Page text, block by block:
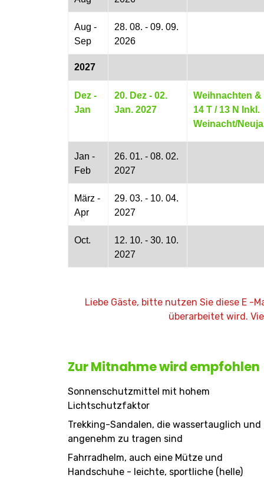
Aug -
Sep
28. 08. - 09. 09.
2026
2027
Dez -
Jan
20. Dez - 02.
Jan. 2027
Weihnachten
14 T / 13 N Inkl.
Weinacht/
Jan -
Feb
26. 01. - 08. 02.
2027
März -
Apr
29. 03. - 10. 04.
2027
Oct.
12. 10. - 30. 10.
2027
Liebe Gäste, bitte nutzen Sie diese E -
überarbeitet wird.
Zur Mitnahme wird empfohlen
Sonnenschutzmittel mit hohem
Lichtschutzfaktor
Trekking-Sandalen, die wassertauglich und
angenehm zu tragen sind
Fahrradhelm, auch eine Mütze und
Handschuhe - leichte, sportliche (helle)